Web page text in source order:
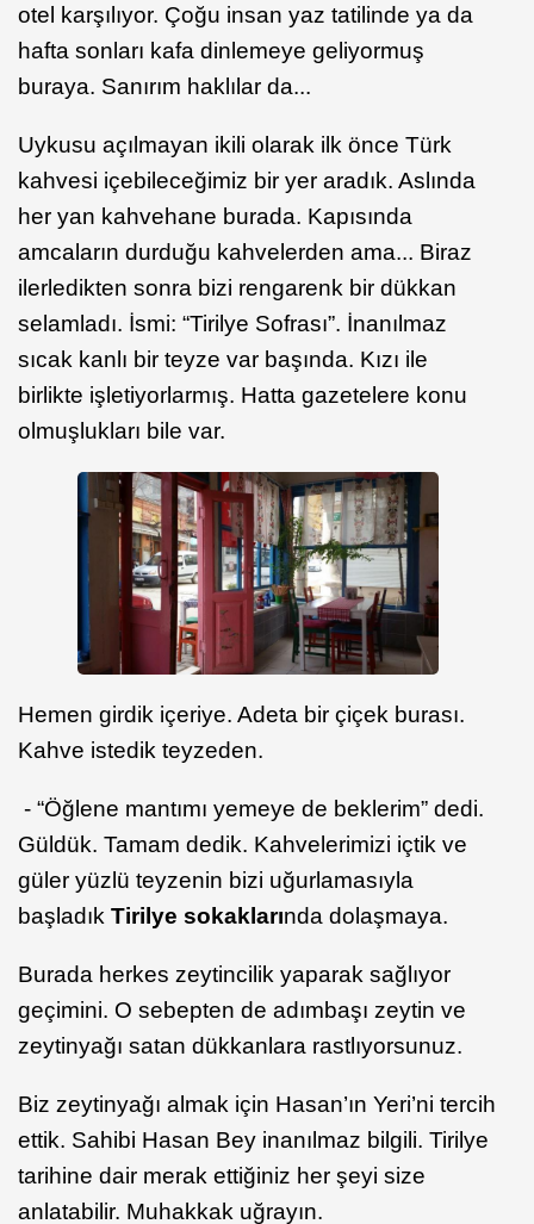
otel karşılıyor. Çoğu insan yaz tatilinde ya da
hafta sonları kafa dinlemeye geliyormuş
buraya. Sanırım haklılar da...
Uykusu açılmayan ikili olarak ilk önce Türk
kahvesi içebileceğimiz bir yer aradık. Aslında
her yan kahvehane burada. Kapısında
amcaların durduğu kahvelerden ama... Biraz
ilerledikten sonra bizi rengarenk bir dükkan
selamladı. İsmi: “Tirilye Sofrası”. İnanılmaz
sıcak kanlı bir teyze var başında. Kızı ile
birlikte işletiyorlarmış. Hatta gazetelere konu
olmuşlukları bile var.
Hemen girdik içeriye. Adeta bir çiçek burası.
Kahve istedik teyzeden.
- “Öğlene mantımı yemeye de beklerim” dedi.
Güldük. Tamam dedik. Kahvelerimizi içtik ve
güler yüzlü teyzenin bizi uğurlamasıyla
başladık Tirilye sokaklarında dolaşmaya.
Burada herkes zeytincilik yaparak sağlıyor
geçimini. O sebepten de adımbaşı zeytin ve
zeytinyağı satan dükkanlara rastlıyorsunuz.
Biz zeytinyağı almak için Hasan’ın Yeri’ni tercih
ettik. Sahibi Hasan Bey inanılmaz bilgili. Tirilye
tarihine dair merak ettiğiniz her şeyi size
anlatabilir. Muhakkak uğrayın.